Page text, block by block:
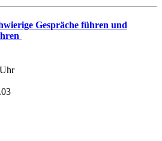
Gespräche führen und